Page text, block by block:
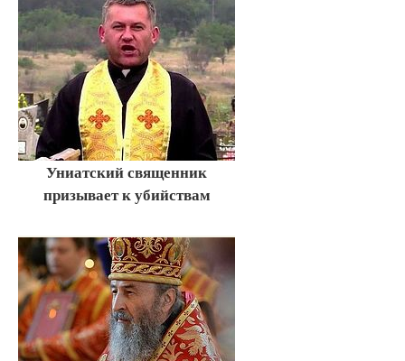
Униатский священник
призывает к убийствам